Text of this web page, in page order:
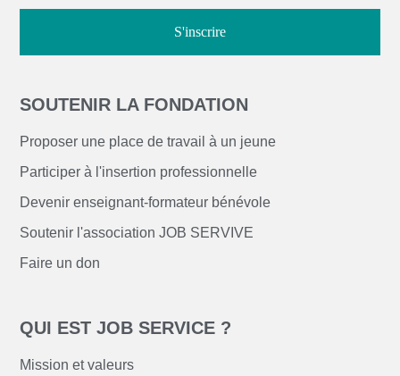
SOUTENIR LA FONDATION
Proposer une place de travail à un jeune
Participer à l'insertion professionnelle
Devenir enseignant-formateur bénévole
Soutenir l'association JOB SERVIVE
Faire un don
QUI EST JOB SERVICE ?
Mission et valeurs